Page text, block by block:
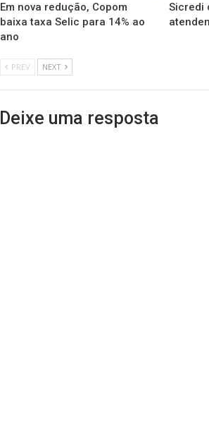
Em nova redução, Copom
baixa taxa Selic para 14% ao
ano
Sicredi
PREV NEXT
Deixe uma resposta